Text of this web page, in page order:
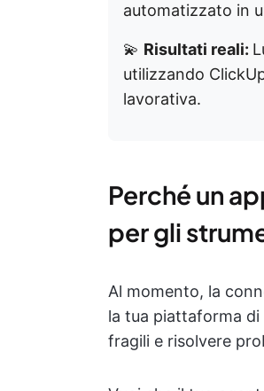
automatizzato in
💫 Risultati reali:
utilizzando
lavorativa.
Perché un
per gli
Al momento, la
la tua piattaforma
fragili e risolvere